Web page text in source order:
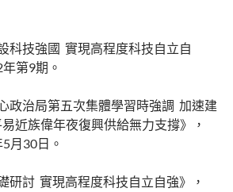
科技強國 實現高程度科技自立自
第9期。
政治局第五次集體學習時強調 加速建
近族偉年夜復興供給無力支撐》，
月30日。
研討 實現高程度科技自立自強》，